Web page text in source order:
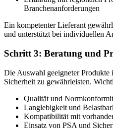
Branchenanforderungen
Ein kompetenter Lieferant
und unterstützt bei individuellen
Schritt 3: Beratung und
Die Auswahl geeigneter
Sicherheit zu gewährleisten.
Qualität und
Langlebigkeit und
Kompatibilität mit
Einsatz von PSA und